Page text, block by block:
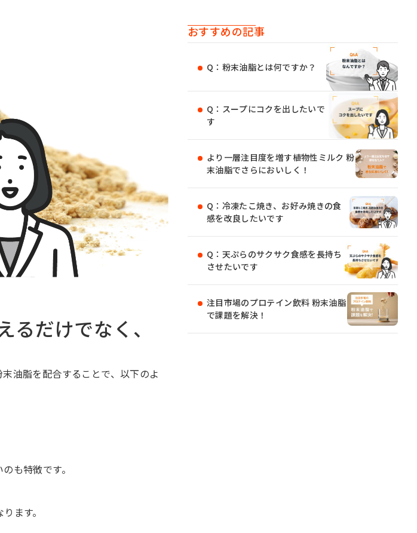
だけでなく、
油脂を配合することで、以下のよ
も特徴です。
ます。
おすすめの記事
Q：粉末油脂とは何ですか？
Q：スープにコクを出したいで
す
より一層注目度を増す植物性ミルク 粉
末油脂でさらにおいしく！
Q：冷凍たこ焼き、お好み焼きの食
感を改良したいです
Q：天ぷらのサクサク食感を長持ち
させたいです
注目市場のプロテイン飲料 粉末油脂
で課題を解決！